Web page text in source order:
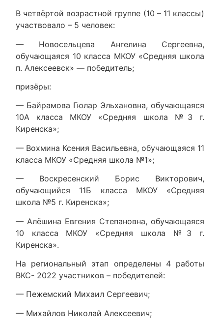
В четвёртой возрастной группе (10 – 11 классы)
участвовало – 5 человек:
— Новосельцева Ангелина Сергеевна,
обучающаяся 10 класса МКОУ «Средняя школа
п. Алексеевск» — победитель;
призёры:
— Байрамова Гюлар Эльхановна, обучающаяся
10А класса МКОУ «Средняя школа №3 г.
Киренска»;
— Вохмина Ксения Васильевна, обучающаяся 11
класса МКОУ «Средняя школа №1»;
— Воскресенский Борис Викторович,
обучающийся 11Б класса МКОУ «Средняя
школа №5 г. Киренска»;
— Алёшина Евгения Степановна, обучающаяся
10 класса МКОУ «Средняя школа №3 г.
Киренска».
На региональный этап определены 4 работы
ВКС- 2022 участников – победителей:
— Пежемский Михаил Сергеевич;
— Михайлов Николай Алексеевич;